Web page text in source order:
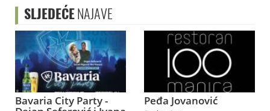
SLJEDEĆENAJAVE
Bavaria City Party - Peđa Jovanović